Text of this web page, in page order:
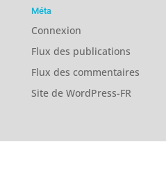
Méta
Connexion
Flux des publications
Flux des commentaires
Site de WordPress-FR